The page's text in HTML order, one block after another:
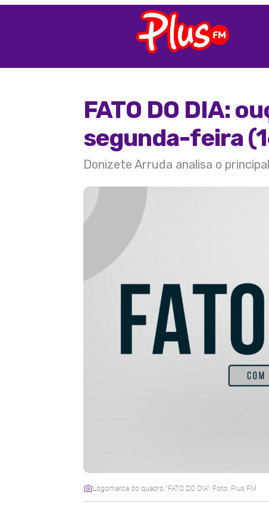
FATO DO DIA:
segunda-feira
Donizete Arruda analisa o
Logomarca do quadro "FATO DO DIA". Foto: Plus FM